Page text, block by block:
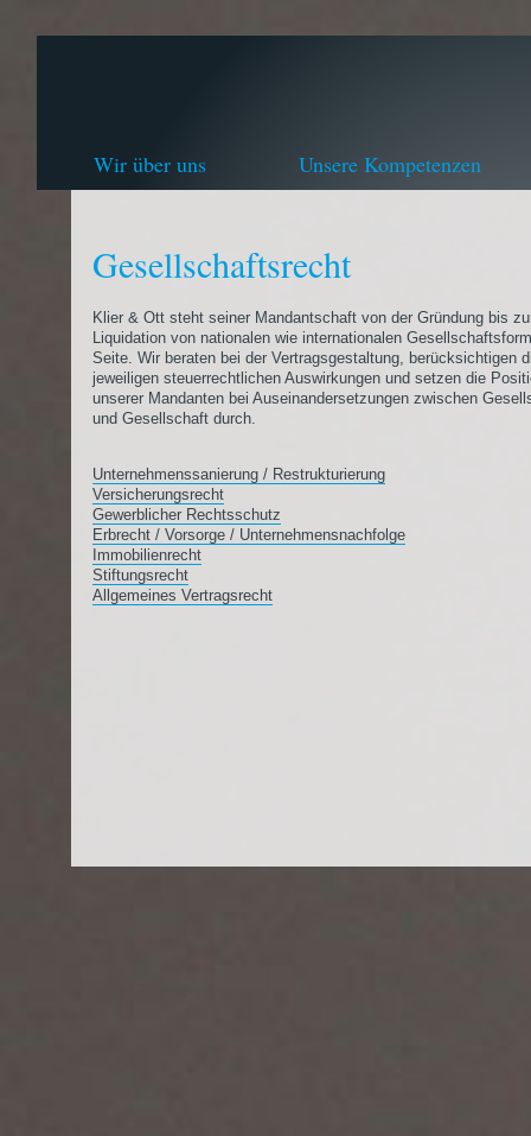
Wir über uns Unsere Kompetenzen
Gesellschaftsrecht
Klier & Ott steht seiner Mandantschaft von der Gründung bis
Liquidation von nationalen wie internationalen
Seite. Wir beraten bei der Vertragsgestaltung, berücksichtigen
jeweiligen steuerrechtlichen Auswirkungen und setzen die
unserer Mandanten bei Auseinandersetzungen zwischen
und Gesellschaft durch.
Unternehmenssanierung / Restrukturierung
Versicherungsrecht
Gewerblicher Rechtsschutz
Erbrecht / Vorsorge / Unternehmensnachfolge
Immobilienrecht
Stiftungsrecht
Allgemeines Vertragsrecht